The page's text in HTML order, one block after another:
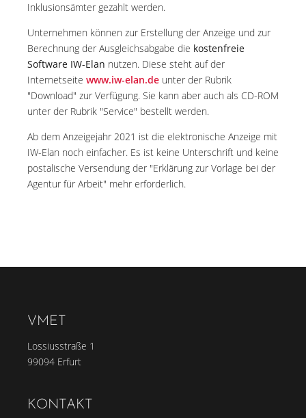
Inklusionsämter gezahlt werden.
Unternehmen können zur Erstellung der Anzeige und zur
Berechnung der Ausgleichsabgabe die kostenfreie
Software IW-Elan nutzen. Diese steht auf der
Internetseite www.iw-elan.de unter der Rubrik
"Download" zur Verfügung. Sie kann aber auch als CD-ROM
unter der Rubrik "Service" bestellt werden.
Ab dem Anzeigejahr 2021 ist die elektronische Anzeige mit
IW-Elan noch einfacher. Es ist keine Unterschrift und keine
postalische Versendung der "Erklärung zur Vorlage bei der
Agentur für Arbeit" mehr erforderlich.
VMET
Lossiusstraße 1
99094 Erfurt
KONTAKT